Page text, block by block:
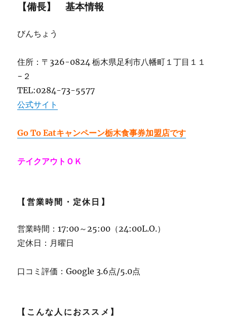
【備長】 基本情報
びんちょう
住所：〒326-0824 栃木県足利市八幡町１丁目１１
−２
TEL:0284-73-5577
公式サイト
Go To Eatキャンペーン栃木食事券加盟店です
テイクアウトＯＫ
【営業時間・定休日】
営業時間：17:00～25:00（24:00L.O.）
定休日：月曜日
口コミ評価：Google 3.6点/5.0点
【こんな人におススメ】